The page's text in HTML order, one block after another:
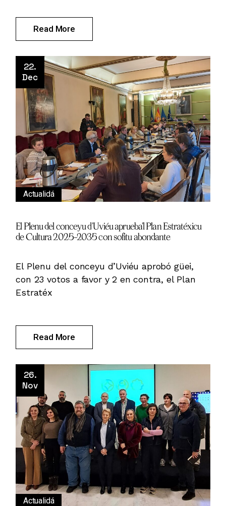
Read More
22.
Dec
Actualidá
El Plenu del conceyu d’Uviéu aprueba’l Plan Estratéxicu
de Cultura 2025–2035 con sofitu abondante
El Plenu del conceyu d’Uviéu aprobó güei,
con 23 votos a favor y 2 en contra, el Plan
Estratéx
Read More
26.
Nov
Actualidá